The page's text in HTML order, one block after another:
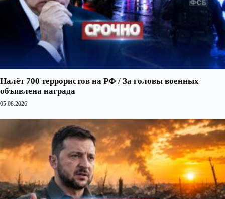
Налёт 700 террористов на РФ / За головы военных
объявлена награда
05.08.2026